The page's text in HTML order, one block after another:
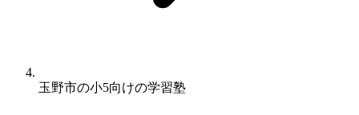
玉野市の小5向けの学習塾